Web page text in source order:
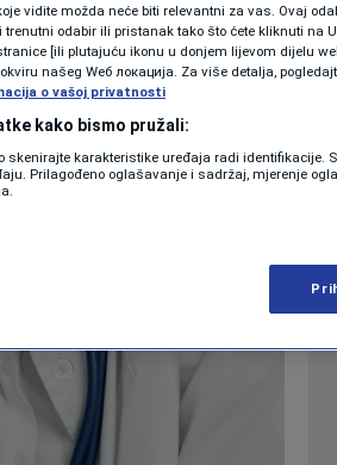
vidite možda neće biti relevantni za vas. Ovaj
odabir ili pristanak tako što ćete kliknuti na
[ili plutajuću ikonu u donjem lijevom dijelu
našeg Wеб локација. Za više detalja,
o vašoj privatnosti
kako bismo pružali:
skenirajte karakteristike uređaja radi identifikacije.
Prilagođeno oglašavanje i sadržaj, mjerenje